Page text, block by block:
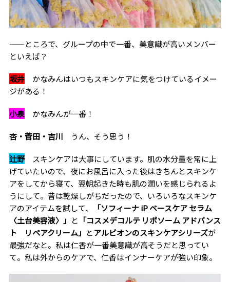
――ところで、グループの中で一番、美意識が高いメンバー
といえば？
坂井
かなみんはいつもスキンケアに気をつけているイメー
ジがある！
小泉 かなみんが一番！
杏・菅田・吉川 うん、そう思う！
辻野
スキンケアは大事にしています。肌の水分量を常に上
げていたいので、夜にお風呂に入った後はきちんとスキンケ
アをしてから寝て、翌朝起きた時も肌の潤いを感じられるよ
うにして。昔は乾燥しがちだったので、いろいろなスキンケ
アのアイテムを試して、
「ソフィーナ iP ベースケア セラム
〈土台美容液〉」 と 「コスメデコルテ リポソーム アドバンス
ト リペアクリーム」 とアルビオンのスキンケアシリーズが
最強だなと。私は仁香が一番美意識が高そうだと思ってい
て。私は外からのケアで、仁香はインナーケアが強い印象。